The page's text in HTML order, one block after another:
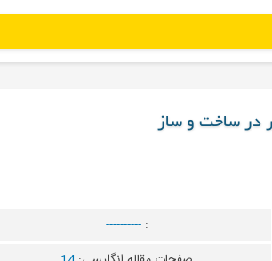
در ساخت و ساز
:
----------